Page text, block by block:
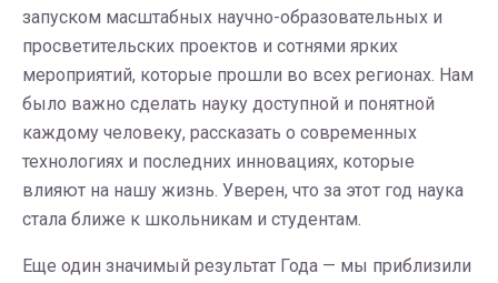
запуском масштабных научно-образовательных и
просветительских проектов и сотнями ярких
мероприятий, которые прошли во всех регионах. Нам
было важно сделать науку доступной и понятной
каждому человеку, рассказать о современных
технологиях и последних инновациях, которые
влияют на нашу жизнь. Уверен, что за этот год наука
стала ближе к школьникам и студентам.
Еще один значимый результат Года — мы приблизили